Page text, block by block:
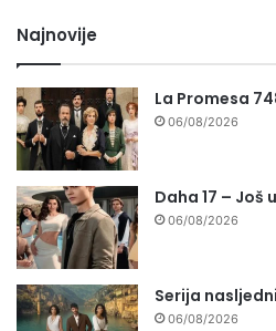
Najnovije
La Promesa
06/08/2026
Daha 17 – Još
06/08/2026
Serija
06/08/2026